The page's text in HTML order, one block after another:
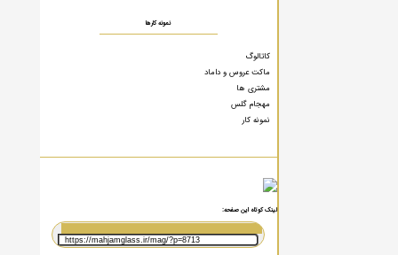
نمونه کارها
کاتالوگ
ماکت عروس و داماد
مشتری ها
مهجام گلس
نمونه کار
لینک کوتاه این صفحه: